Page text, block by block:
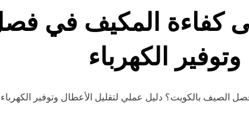
كفاءة المكيف في
الكهرباء